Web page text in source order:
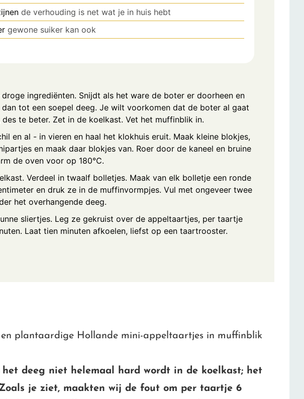
de verhouding is net wat je in huis hebt
gewone suiker kan ook
ingrediënten. Snijdt als het ware de boter er doorheen en
tot een soepel deeg. Je wilt voorkomen dat de boter al gaat
te beter. Zet in de koelkast. Vet het muffinblik in.
en al - in vieren en haal het klokhuis eruit. Maak kleine blokjes,
en maak daar blokjes van. Roer door de kaneel en bruine
de oven voor op 180℃.
Verdeel in twaalf bolletjes. Maak van elk bolletje een ronde
en druk ze in de muffinvormpjes. Vul met ongeveer twee
het overhangende deeg.
sliertjes. Leg ze gekruist over de appeltaartjes, per taartje
Laat tien minuten afkoelen, liefst op een taartrooster.
deeg niet helemaal hard wordt in de koelkast; het
je ziet, maakten wij de fout om per taartje 6